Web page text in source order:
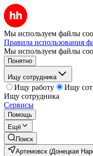
Мы используем файлы
Правила использования
Мы используем файлы
Понятно
Ищу сотрудника
Ищу работу
Ищу
Ищу сотрудника
Сервисы
Помощь
Ещё
Поиск
Артемовск (Донецкая